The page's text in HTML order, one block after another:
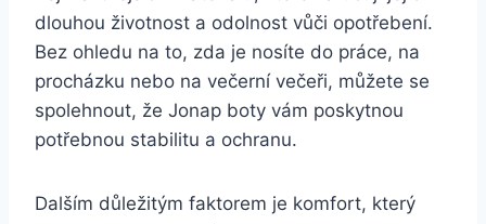
dlouhou životnost​ a odolnost vůči⁣ opotřebení.
Bez‌ ohledu na​ to, ‌zda je ⁣nosíte do práce, na
procházku nebo⁢ na večerní⁣ večeři, můžete se
spolehnout,‌ že Jonap boty ⁢vám poskytnou
⁢potřebnou stabilitu a ochranu.
Dalším ⁢důležitým faktorem je komfort, ‌který